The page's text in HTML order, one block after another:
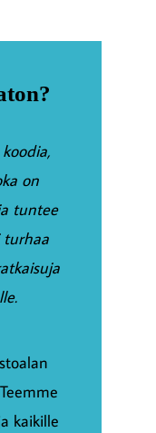
on
tuntee
turhaa
kaikille